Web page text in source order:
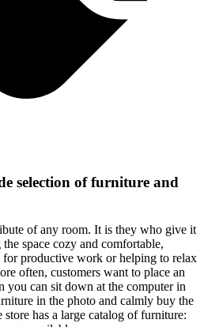
selection of furniture and
of any room. It is they who give it
space cozy and comfortable,
productive work or helping to relax
often, customers want to place an
you can sit down at the computer in
in the photo and calmly buy the
has a large catalog of furniture: